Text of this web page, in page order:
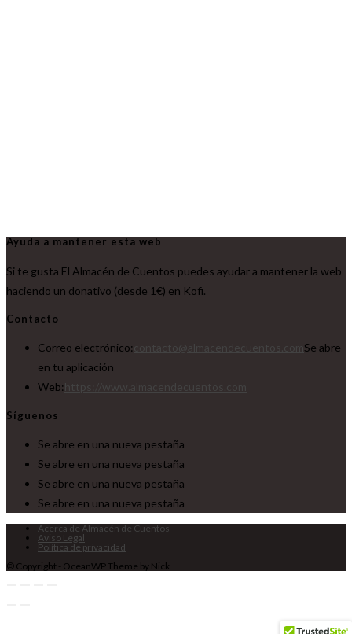
Ayuda a mantener esta web
Si te gusta El Almacén de Cuentos puedes ayudar a mantener la web
haciendo un donativo (desde 1€) en Kofi.
Contacto
Correo electrónico:
Se abre
en tu aplicación
Web:
Síguenos
Se abre en una nueva pestaña
Se abre en una nueva pestaña
Se abre en una nueva pestaña
Se abre en una nueva pestaña
Acerca de Almacén de Cuentos
Aviso Legal
Política de privacidad
© Copyright - OceanWP Theme by Nick